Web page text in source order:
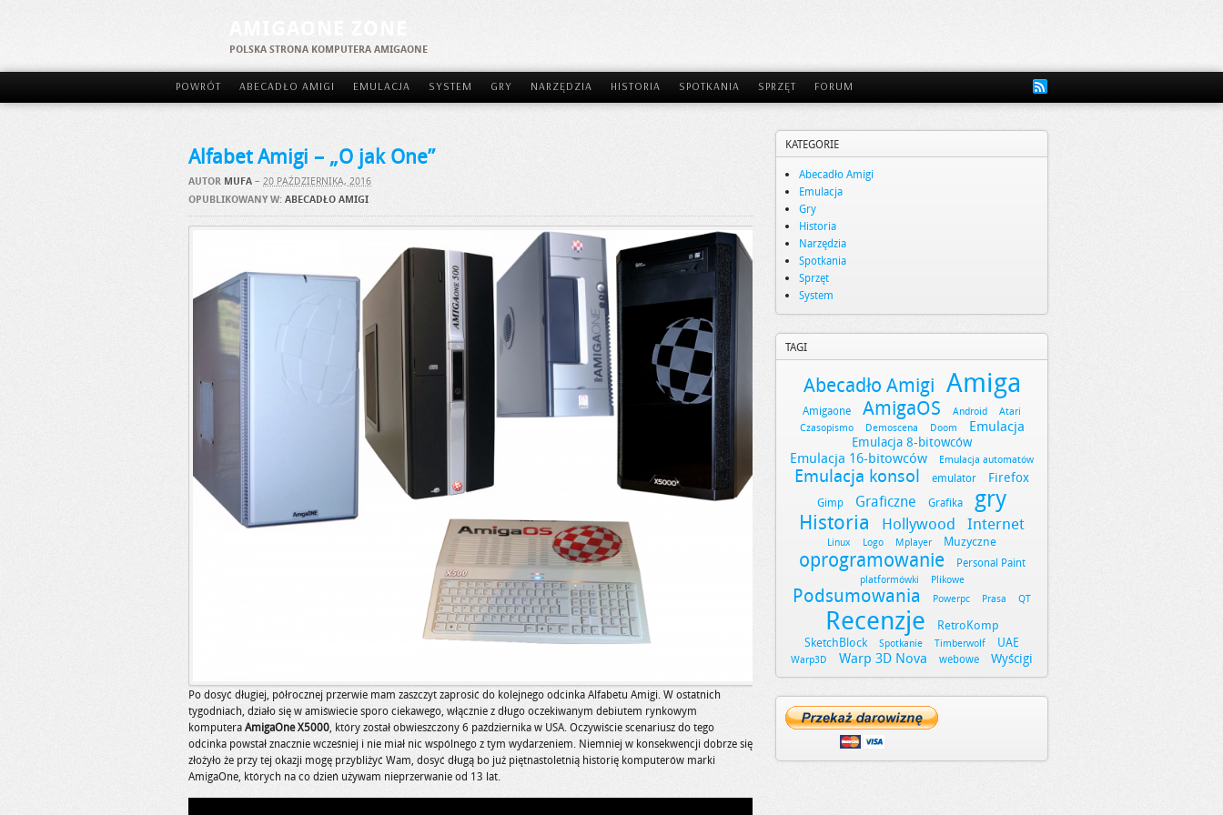
POLSKA STRONA KOMPUTERA AMIGAONE
POWRÓT ABECADŁO AMIGI EMULACJA SYSTEM GRY NARZĘDZIA HISTORIA SPOTKANIA SPRZĘT FORUM
Alfabet Amigi – „O jak One”
AUTOR MUFA – 20 PAŹDZIERNIKA, 2016
OPUBLIKOWANY W: ABECADŁO AMIGI
Po dosyć długiej, półrocznej przerwie mam zaszczyt zaprosić do kolejnego odcinka Alfabetu Amigi. W ostatnich
tygodniach, działo się w amiświecie sporo ciekawego, włącznie z długo oczekiwanym debiutem rynkowym
komputeraAmigaOne X5000 , który został obwieszczony 6 października w USA. Oczywiście scenariusz do tego
odcinka powstał znacznie wcześniej i nie miał nic wspólnego z tym wydarzeniem. Niemniej w konsekwencji dobrze się
złożyło że przy tej okazji mogę przybliżyć Wam, dosyć długą bo już piętnastoletnią historię komputerów marki
AmigaOne, których na co dzień używam nieprzerwanie od 13 lat.
KATEGORIE
Abecadło Amigi
Emulacja
Gry
Historia
Narzędzia
Spotkania
Sprzęt
System
TAGI
Abecadło Amigi Amiga
Amigaone AmigaOS Android
Atari
Czasopismo
Demoscena Doom Emulacja
Emulacja 8-bitowców
Emulacja 16-bitowców Emulacja automatów
Emulacja konsol emulator Firefox
Gimp Graficzne Grafika gry
Historia Hollywood Internet
Linux Logo Mplayer Muzyczne
oprogramowanie Personal Paint
platformówki Plikowe
Podsumowania Powerpc Prasa QT
Recenzje
RetroKomp
SketchBlock
Spotkanie Timberwolf UAE
Warp3D Warp 3D Nova webowe Wyścigi